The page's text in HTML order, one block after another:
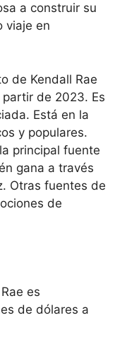
a construir su
viaje en
de Kendall Rae
de 2023. Es
Está en la
y populares.
principal fuente
gana a través
Otras fuentes de
de
es
de dólares a